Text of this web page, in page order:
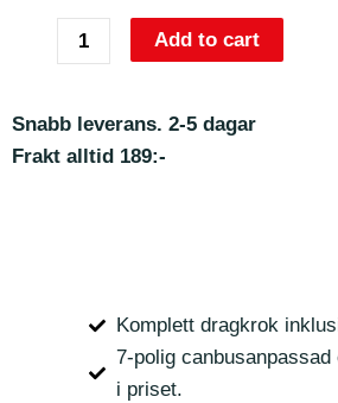
Add to cart
Snabb leverans. 2-5 dagar
Frakt alltid 189:-
Komplett dragkrok
7-polig
i priset.